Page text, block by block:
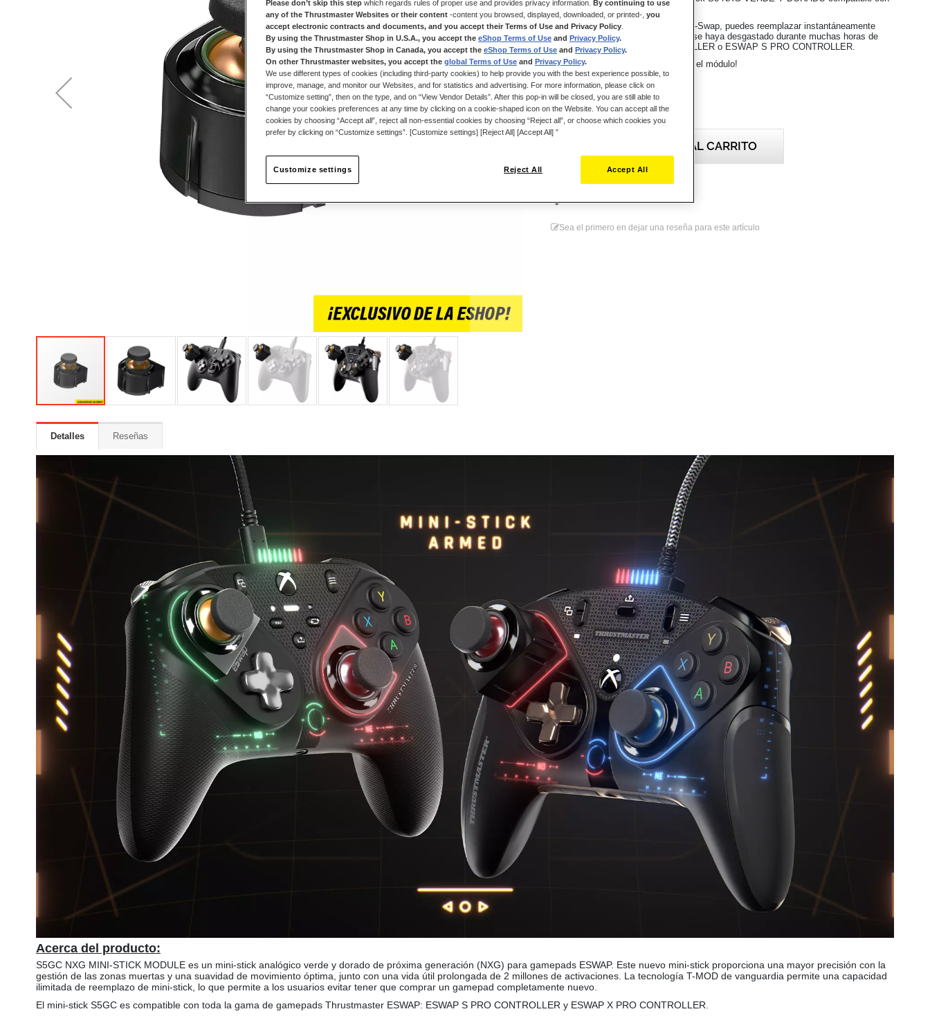
gamepads ESWAP.
Gracias a la tecnología modular Hot-Swap, puedes reemplazar instantáneamente
cualquier módulo de mini-stick que se haya desgastado durante muchas horas de
juego en ESWAP X PRO CONTROLLER o ESWAP S PRO CONTROLLER.
No cambies todo tu gamepad, ¡sólo el módulo!
19,99 €
AÑADIR AL CARRITO
Lista de deseos
Sea el primero en dejar una reseña para este artículo
Detalles
Acerca del producto:
S5GC NXG MINI-STICK MODULE es un mini-stick analógico verde y dorado de próxima generación (NXG) para gamepads ESWAP. Este nuevo mini-stick proporciona una mayor precisión con la
gestión de las zonas muertas y una suavidad de movimiento óptima, junto con una vida útil prolongada de 2 millones de activaciones. La tecnología T-MOD de vanguardia permite una capacidad
ilimitada de reemplazo de mini-stick, lo que permite a los usuarios evitar tener que comprar un gamepad completamente nuevo.
El mini-stick S5GC es compatible con toda la gama de gamepads Thrustmaster ESWAP: ESWAP S PRO CONTROLLER y ESWAP X PRO CONTROLLER.
Reseñas
Please don’t skip this step which regards rules of proper use and provides privacy information. By continuing to use
any of the Thrustmaster Websites or their content -content you browsed, displayed, downloaded, or printed-, you
accept electronic contracts and documents, and you accept their Terms of Use and Privacy Policy
By using the Thrustmaster Shop in U.S.A., you accept the eShop Terms of Use and Privacy Policy.
By using the Thrustmaster Shop in Canada, you accept the eShop Terms of Use and Privacy Policy.
On other Thrustmaster websites, you accept the global Terms of Use and Privacy Policy.
We use different types of cookies (including third-party cookies) to help provide you with the best experience possible, to
improve, manage, and monitor our Websites, and for statistics and advertising. For more information, please click on
“Customize setting”, then on the type, and on “View Vendor Details”. After this pop-in will be closed, you are still able to
change your cookies preferences at any time by clicking on a cookie-shaped icon on the Website. You can accept all the
cookies by choosing “Accept all”, reject all non-essential cookies by choosing “Reject all”, or choose which cookies you
prefer by clicking on “Customize settings”. [Customize settings] [Reject All] [Accept All] ”
Reject All Accept All
Customize settings